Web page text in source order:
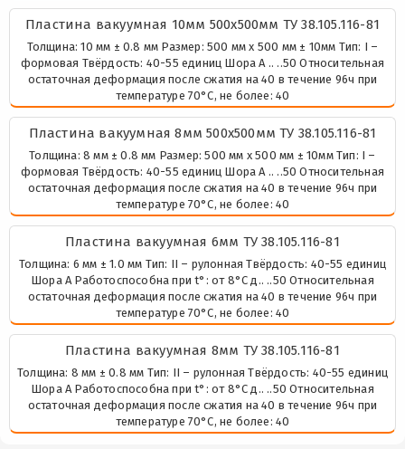
Пластина вакуумная 10мм 500х500мм ТУ 38.105.116-81
Толщина: 10 мм ± 0.8 мм Размер: 500 мм х 500 мм ± 10мм Тип: I –
формовая Твёрдость: 40-55 единиц Шора А .. ..50 Относительная
остаточная деформация после сжатия на 40 в течение 96ч при
температуре 70°С, не более: 40
Пластина вакуумная 8мм 500х500мм ТУ 38.105.116-81
Толщина: 8 мм ± 0.8 мм Размер: 500 мм х 500 мм ± 10мм Тип: I –
формовая Твёрдость: 40-55 единиц Шора А .. ..50 Относительная
остаточная деформация после сжатия на 40 в течение 96ч при
температуре 70°С, не более: 40
Пластина вакуумная 6мм ТУ 38.105.116-81
Толщина: 6 мм ± 1.0 мм Тип: II – рулонная Твёрдость: 40-55 единиц
Шора А Работоспособна при t°: от 8°С д.. ..50 Относительная
остаточная деформация после сжатия на 40 в течение 96ч при
температуре 70°С, не более: 40
Пластина вакуумная 8мм ТУ 38.105.116-81
Толщина: 8 мм ± 0.8 мм Тип: II – рулонная Твёрдость: 40-55 единиц
Шора А Работоспособна при t°: от 8°С д.. ..50 Относительная
остаточная деформация после сжатия на 40 в течение 96ч при
температуре 70°С, не более: 40